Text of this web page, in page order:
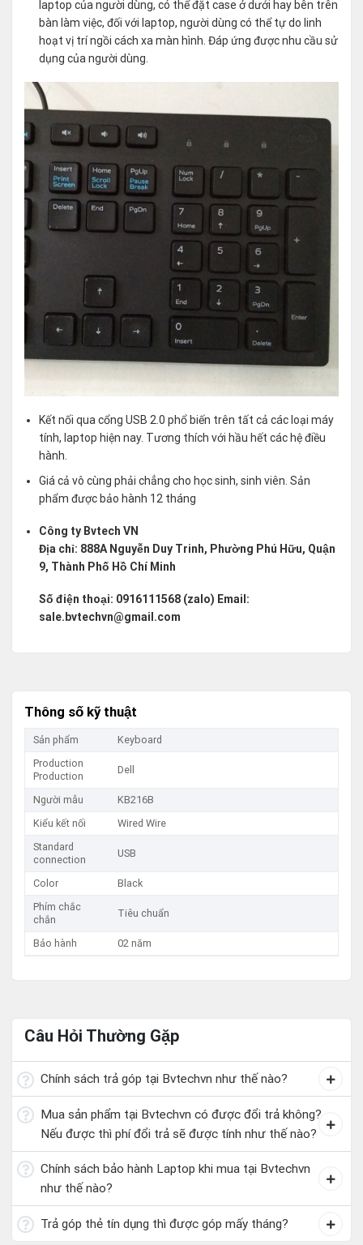
laptop của người dùng, có thể đặt case ở dưới hay bên trên
bàn làm việc, đối với laptop, người dùng có thể tự do linh
hoạt vị trí ngồi cách xa màn hình. Đáp ứng được nhu cầu sử
dụng của người dùng.
Kết nối qua cổng USB 2.0 phổ biến trên tất cả các loại máy
tính, laptop hiện nay. Tương thích với hầu hết các hệ điều
hành.
Giá cả vô cùng phải chẳng cho học sinh, sinh viên. Sản
phẩm được bảo hành 12 tháng
Công ty Bvtech VN
Địa chỉ: 888A Nguyễn Duy Trinh, Phường Phú Hữu, Quận
9, Thành Phố Hồ Chí Minh
Số điện thoại: 0916111568 (zalo) Email:
sale.bvtechvn@gmail.com
Thông số kỹ thuật
Sản phẩm
Keyboard
Production
Production
Dell
Người mẫu
KB216B
Kiểu kết nối
Wired Wire
Standard
connection
USB
Color
Black
Phím chắc
chắn
Tiêu chuẩn
Bảo hành 02 năm
Câu Hỏi Thường Gặp
Chính sách trả góp tại Bvtechvn như thế nào?
Mua sản phẩm tại Bvtechvn có được đổi trả không?
Nếu được thì phí đổi trả sẽ được tính như thế nào?
Chính sách bảo hành Laptop khi mua tại Bvtechvn
như thế nào?
Trả góp thẻ tín dụng thì được góp mấy tháng?